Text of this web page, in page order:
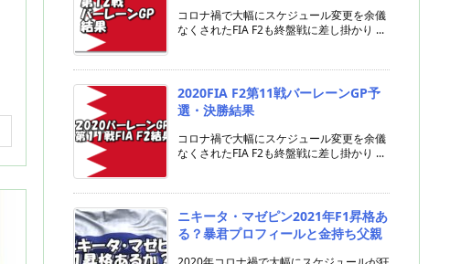
コロナ禍で大幅にスケジュール変更を余儀
なくされたFIA F2も終盤戦に差し掛かり ...
2020FIA F2第11戦バーレーンGP予
選・決勝結果
コロナ禍で大幅にスケジュール変更を余儀
なくされたFIA F2も終盤戦に差し掛かり ...
ニキータ・マゼピン2021年F1昇格あ
る？暴君プロフィールと金持ち父親